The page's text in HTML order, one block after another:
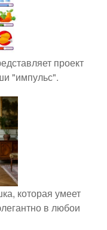
проект
"импульс".
которая умеет
в любои